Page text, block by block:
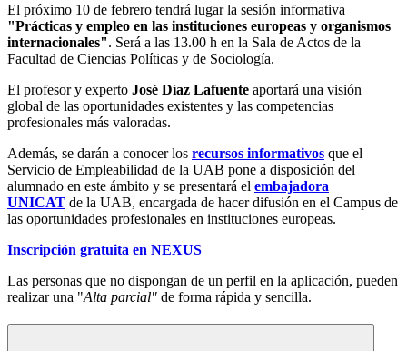
El próximo 10 de febrero tendrá lugar la sesión informativa
"Prácticas y empleo en las instituciones europeas y organismos
internacionales". Será a las 13.00 h en la Sala de Actos de la
Facultad de Ciencias Políticas y de Sociología.
El profesor y experto José Díaz Lafuente aportará una visión
global de las oportunidades existentes y las competencias
profesionales más valoradas.
Además, se darán a conocer los recursos informativos que el
Servicio de Empleabilidad de la UAB pone a disposición del
alumnado en este ámbito y se presentará el embajadora
UNICAT de la UAB, encargada de hacer difusión en el Campus de
las oportunidades profesionales en instituciones europeas.
Inscripción gratuita en NEXUS
Las personas que no dispongan de un perfil en la aplicación, pueden
realizar una "Alta parcial" de forma rápida y sencilla.